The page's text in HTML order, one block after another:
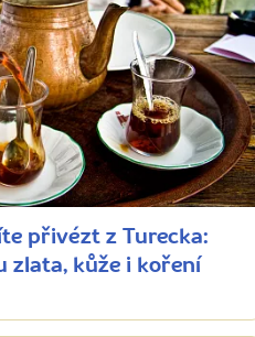
přivézt z Turecka:
kůže i koření